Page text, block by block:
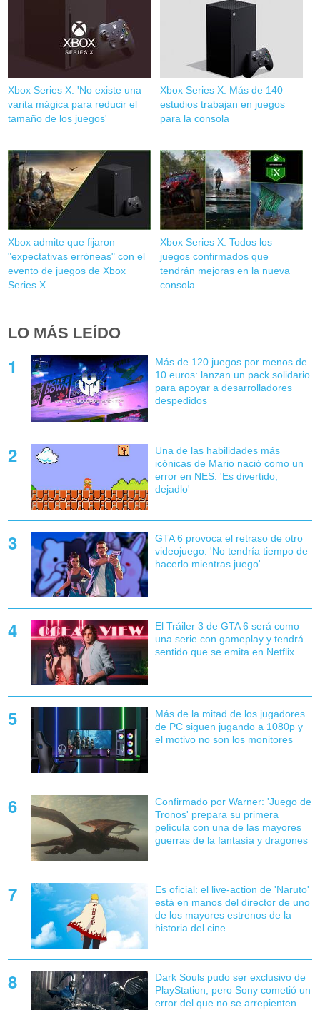
Xbox Series X: 'No existe una
varita mágica para reducir el
tamaño de los juegos'
Xbox Series X: Más de 140
estudios trabajan en juegos
para la consola
Xbox admite que fijaron
"expectativas erróneas" con el
evento de juegos de Xbox
Series X
Xbox Series X: Todos los
juegos confirmados que
tendrán mejoras en la nueva
consola
LO MÁS LEÍDO
Más de 120 juegos por menos de
10 euros: lanzan un pack solidario
para apoyar a desarrolladores
despedidos
Una de las habilidades más
icónicas de Mario nació como un
error en NES: 'Es divertido,
dejadlo'
GTA 6 provoca el retraso de otro
videojuego: 'No tendría tiempo de
hacerlo mientras juego'
El Tráiler 3 de GTA 6 será como
una serie con gameplay y tendrá
sentido que se emita en Netflix
Más de la mitad de los jugadores
de PC siguen jugando a 1080p y
el motivo no son los monitores
Confirmado por Warner: 'Juego de
Tronos' prepara su primera
película con una de las mayores
guerras de la fantasía y dragones
Es oficial: el live-action de 'Naruto'
está en manos del director de uno
de los mayores estrenos de la
historia del cine
Dark Souls pudo ser exclusivo de
PlayStation, pero Sony cometió un
error del que no se arrepienten